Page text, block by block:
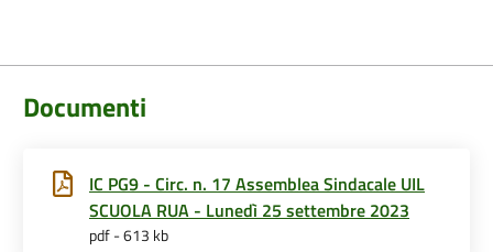
Documenti
IC PG9 - Circ. n. 17 Assemblea Sindacale UIL
SCUOLA RUA - Lunedì 25 settembre 2023
pdf - 613 kb